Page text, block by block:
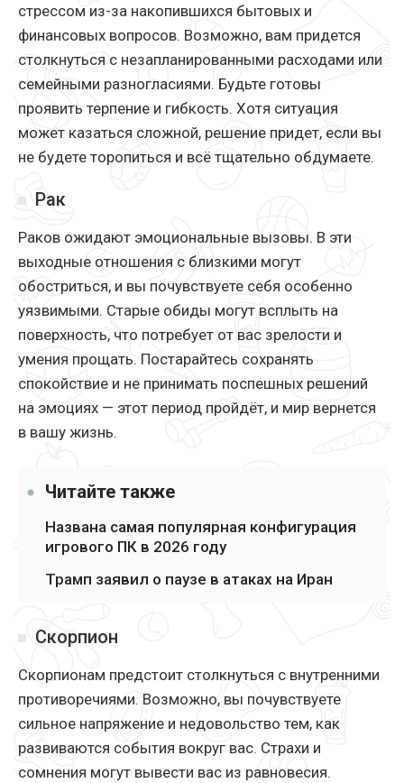
стрессом из-за накопившихся бытовых и
финансовых вопросов. Возможно, вам придется
столкнуться с незапланированными расходами или
семейными разногласиями. Будьте готовы
проявить терпение и гибкость. Хотя ситуация
может казаться сложной, решение придет, если вы
не будете торопиться и всё тщательно обдумаете.
Рак
Раков ожидают эмоциональные вызовы. В эти
выходные отношения с близкими могут
обостриться, и вы почувствуете себя особенно
уязвимыми. Старые обиды могут всплыть на
поверхность, что потребует от вас зрелости и
умения прощать. Постарайтесь сохранять
спокойствие и не принимать поспешных решений
на эмоциях — этот период пройдёт, и мир вернется
в вашу жизнь.
Читайте также
Названа самая популярная конфигурация
игрового ПК в 2026 году
Трамп заявил о паузе в атаках на Иран
Скорпион
Скорпионам предстоит столкнуться с внутренними
противоречиями. Возможно, вы почувствуете
сильное напряжение и недовольство тем, как
развиваются события вокруг вас. Страхи и
сомнения могут вывести вас из равновесия.